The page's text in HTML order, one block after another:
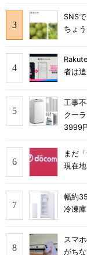
SNS
ちょ
者は
工事
クー
3999
まだ
現在
幅約
冷凍
スマ
がち